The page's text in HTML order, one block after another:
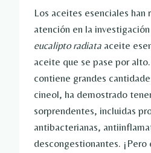
Los aceites esenciales han
atención en la
eucalipto radiata aceite
aceite que se pase por
contiene grandes
cineol, ha demostrado
sorprendentes, incluidas
antibacterianas,
descongestionantes. ¡Pero